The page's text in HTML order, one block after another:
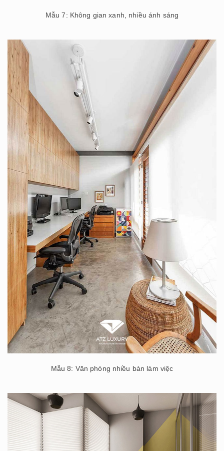
Mẫu 7: Không gian xanh, nhiều ánh sáng
Mẫu 8: Văn phòng nhiều bàn làm việc